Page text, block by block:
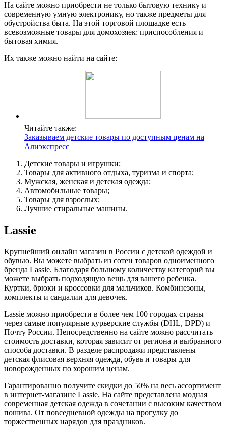
На сайте можно приобрести не только бытовую технику и
современную умную электронику, но также предметы для
обустройства быта. На этой торговой площадке есть
всевозможные товары для домохозяек: приспособления и
бытовая химия.
Их также можно найти на сайте:
Читайте также:
Заказываем детские товары по доступным ценам на
Алиэкспресс
Детские товары и игрушки;
Товары для активного отдыха, туризма и спорта;
Мужская, женская и детская одежда;
Автомобильные товары;
Товары для взрослых;
Лучшие стиральные машины.
Lassie
Крупнейший онлайн магазин в России с детской одеждой и
обувью. Вы можете выбрать из сотен товаров одноименного
бренда Lassie. Благодаря большому количеству категорий вы
можете выбрать подходящую вещь для вашего ребенка.
Куртки, брюки и кроссовки для мальчиков. Комбинезоны,
комплекты и сандалии для девочек.
Lassie можно приобрести в более чем 100 городах страны
через самые популярные курьерские службы (DHL, DPD) и
Почту России. Непосредственно на сайте можно рассчитать
стоимость доставки, которая зависит от региона и выбранного
способа доставки. В разделе распродажи представлены
детская флисовая верхняя одежда, обувь и товары для
новорожденных по хорошим ценам.
Гарантированно получите скидки до 50% на весь ассортимент
в интернет-магазине Lassie. На сайте представлена модная
современная детская одежда в сочетании с высоким качеством
пошива. От повседневной одежды на прогулку до
торжественных нарядов для праздников.